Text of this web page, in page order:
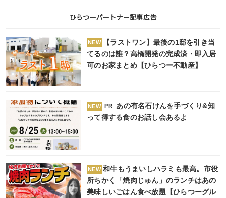
ひらつーパートナー記事広告
NEW
【ラストワン】最後の1邸を引き当
てるのは誰？高橋開発の完成済・即入居
可のお家まとめ【ひらつー不動産】
NEW PR
あの有名石けんを手づくり&知
って得する食のお話し会あるよ
NEW 和牛もうまいしハラミも最高。市役
所ちかく「焼肉じゅん」のランチはあの
美味しいごはん食べ放題【ひらつーグル